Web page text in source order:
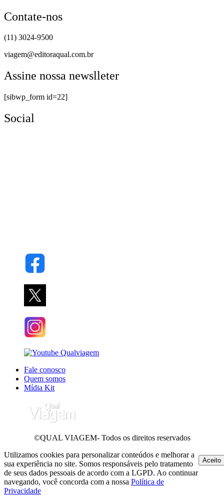
Contate-nos
(11) 3024-9500
viagem@editoraqual.com.br
Assine nossa newslleter
[sibwp_form id=22]
Social
Fale conosco
Quem somos
Mídia Kit
©QUAL VIAGEM- Todos os direitos reservados
Utilizamos cookies para personalizar conteúdos e melhorar a
sua experiência no site. Somos responsáveis pelo tratamento
de seus dados pessoais de acordo com a LGPD. Ao continuar
navegando, você concorda com a nossa Política de
Privacidade
Aceito